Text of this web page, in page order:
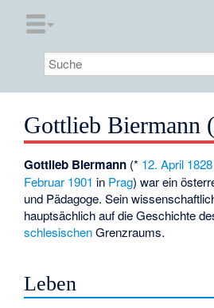
Gottlieb Biermann
Gottlieb Biermann (* 12. April 1828
Februar 1901 in Prag) war ein
und Pädagoge. Sein
hauptsächlich auf die Geschichte
schlesischenGrenzraums.
Leben